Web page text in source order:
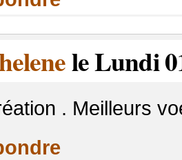
le Lundi
. Meilleurs